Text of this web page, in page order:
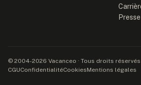
Presse
© 2004-2026 Vacanceo · Tous droits réservés
CGUConfidentialitéCookiesMentions légales